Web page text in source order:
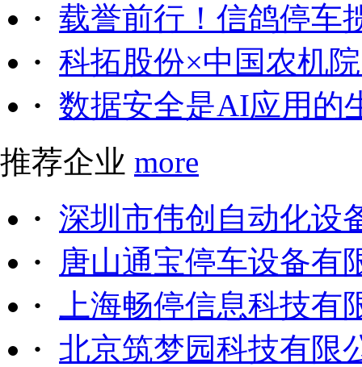
· 载誉前行！信鸽停车
· 科拓股份×中国农机
· 数据安全是AI应用的
推荐企业 more
· 深圳市伟创自动化设
·
唐山通宝停车设备有
·
上海畅停信息科技有
· 北京筑梦园科技有限